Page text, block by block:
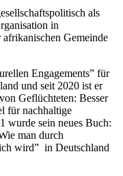
als
in
Gemeinde
Engagements” für
und seit 2020 ist er
Geflüchteten: Besser
für nachhaltige
wurde sein neues Buch:
man durch
wird” in Deutschland